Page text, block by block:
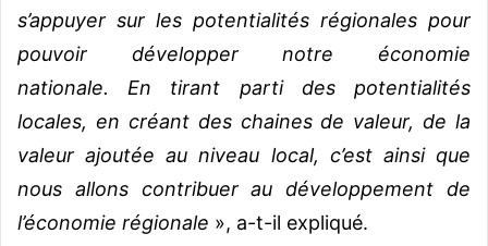
s’appuyer sur les potentialités régionales pour
pouvoir développer notre économie
nationale.
En tirant parti des potentialités
locales, en créant des chaines de valeur, de la
valeur ajoutée au niveau local, c’est ainsi que
nous allons contribuer au développement de
l’économie régionale », a-t-il expliqué.